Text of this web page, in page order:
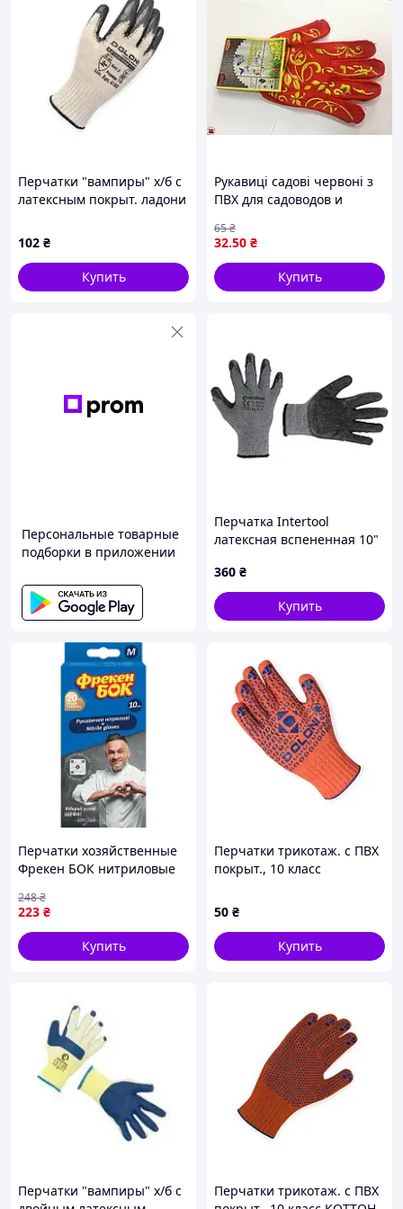
Перчатки "вампиры" х/б с
латексным покрыт. ладони
бело-серые DOLONI
102 ₴
Купить
Рукавиці садові червоні з
ПВХ для садоводов и
комфортные для работы в
саду
32.50 ₴
65₴
Купить
Персональные товарные
подборки в приложении
Перчатка Intertool
латексная вспененная 10"
360 ₴
Купить
Перчатки хозяйственные
Фрекен БОК нитриловые
223 ₴
248₴
Купить
Перчатки трикотаж. с ПВХ
покрыт., 10 класс
оранж., синий рисунок
DOLONI
50 ₴
Купить
Перчатки "вампиры" х/б с
Перчатки трикотаж. с ПВХ